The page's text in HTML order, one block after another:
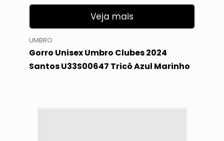
Veja mais
UMBRO
Gorro Unisex Umbro Clubes 2024
Santos U33S00647 Tricô Azul Marinho